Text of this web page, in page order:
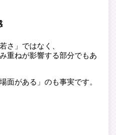
さ」ではなく、
重ねが影響する部分でもあ
面がある」のも事実です。